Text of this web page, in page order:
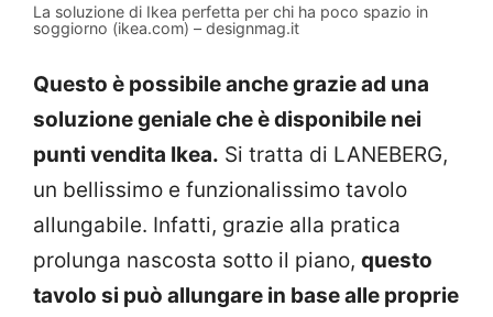
La soluzione di Ikea perfetta per chi ha poco spazio in
soggiorno (ikea.com) – designmag.it
Questo è possibile anche grazie ad una
soluzione geniale che è disponibile nei
punti vendita Ikea. Si tratta di LANEBERG,
un bellissimo e funzionalissimo tavolo
allungabile. Infatti, grazie alla pratica
prolunga nascosta sotto il piano, questo
tavolo si può allungare in base alle proprie